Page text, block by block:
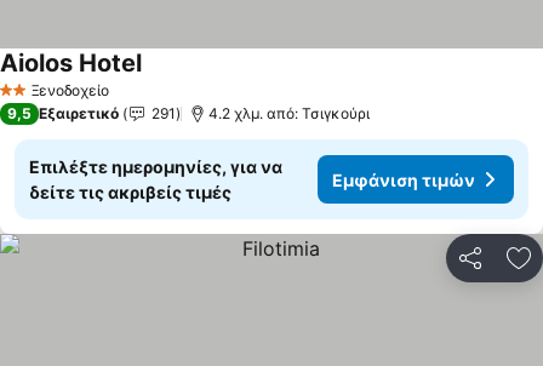
2 ΑστέριαΞενοδοχείο
Aiolos HotelΕμφάνιση τιμών
9,5 Εξαιρετικό 291 4.2 χλμ. από: Τσιγκούρι
Επιλέξτε ημερομηνίες, για να
δείτε τις ακριβείς τιμές
Εμφάνιση τιμών